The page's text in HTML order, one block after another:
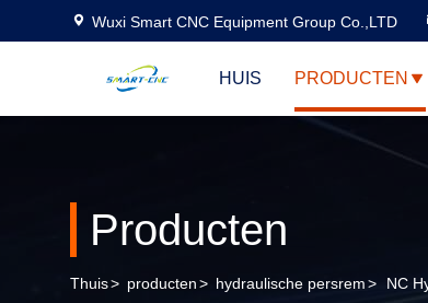
Wuxi Smart CNC Equipment Group Co.,LTD
HUIS PRODUCTEN
Producten
Thuis> producten> hydraulische persrem> NC